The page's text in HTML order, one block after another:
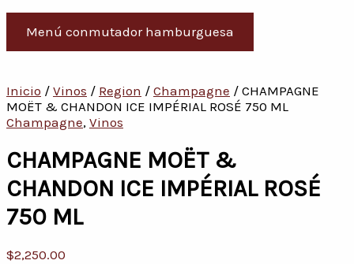
Menú conmutador hamburguesa
Inicio / Vinos / Region / Champagne / CHAMPAGNE
MOËT & CHANDON ICE IMPÉRIAL ROSÉ 750 ML
Champagne, Vinos
CHAMPAGNE MOËT &
CHANDON ICE IMPÉRIAL ROSÉ
750 ML
$2,250.00